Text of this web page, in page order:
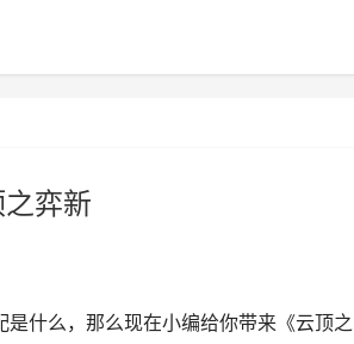
弈新
什么，那么现在小编给你带来《云顶之